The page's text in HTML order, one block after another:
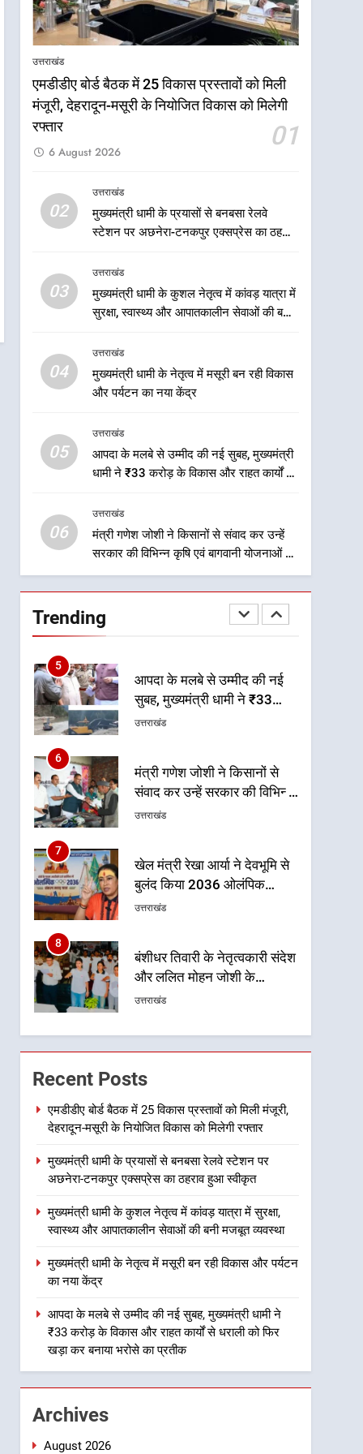
उत्तराखंड
एमडीडीए बोर्ड बैठक में 25 विकास प्रस्तावों को मिली
मंजूरी, देहरादून-मसूरी के नियोजित विकास को मिलेगी
रफ्तार
01
6 August 2026
02
उत्तराखंड
मुख्यमंत्री धामी के प्रयासों से बनबसा रेलवे
स्टेशन पर अछनेरा-टनकपुर एक्सप्रेस का ठहराव
03
उत्तराखंड
मुख्यमंत्री धामी के कुशल नेतृत्व में कांवड़ यात्रा में
सुरक्षा, स्वास्थ्य और आपातकालीन सेवाओं की बनी
04
उत्तराखंड
मुख्यमंत्री धामी के नेतृत्व में मसूरी बन रही विकास
और पर्यटन का नया केंद्र
05
उत्तराखंड
आपदा के मलबे से उम्मीद की नई सुबह, मुख्यमंत्री
धामी ने ₹33 करोड़ के विकास और राहत कार्यों से
06
उत्तराखंड
मंत्री गणेश जोशी ने किसानों से संवाद कर उन्हें
सरकार की विभिन्न कृषि एवं बागवानी योजनाओं का
Trending
भरोसे का प्रतीक
6
मंत्री गणेश जोशी ने किसानों से
अधिक से अधिक लाभ उठाने का
आह्वान किया
उत्तराखंड
7
खेल मंत्री रेखा आर्या ने देवभूमि से
8
बंशीधर तिवारी के नेतृत्वकारी संदेश
और ललित मोहन जोशी के
1
एमडीडीए बोर्ड बैठक में 25 विकास
मिलेगी रफ्तार
2
मुख्यमंत्री धामी के प्रयासों से
स्वीकृत
उत्तराखंड
आपातकालीन सेवाओं की बनी
मजबूत व्यवस्था
उत्तराखंड
4
मुख्यमंत्री धामी के नेतृत्व में मसूरी
बन रही विकास और पर्यटन का नया
5
आपदा के मलबे से उम्मीद की नई
सुबह, मुख्यमंत्री धामी ने ₹33
करोड़ के विकास और राहत कार्यों
उत्तराखंड
6
मंत्री गणेश जोशी ने किसानों से
संवाद कर उन्हें सरकार की विभिन्न
कृषि एवं बागवानी योजनाओं का
उत्तराखंड
7
खेल मंत्री रेखा आर्या ने देवभूमि से
बुलंद किया 2036 ओलंपिक
मेजबानी का संकल्प
उत्तराखंड
8
बंशीधर तिवारी के नेतृत्वकारी संदेश
और ललित मोहन जोशी के
सामाजिक अभियान से युवाओं ने
उत्तराखंड
1
एमडीडीए बोर्ड बैठक में 25 विकास
प्रस्तावों को मिली मंजूरी, देहरादून-
मसूरी के नियोजित विकास को
मिलेगी रफ्तार
2
बनबसा रेलवे स्टेशन पर अछनेरा-
टनकपुर एक्सप्रेस का ठहराव हुआ
स्वीकृत
उत्तराखंड
3
मुख्यमंत्री धामी के कुशल नेतृत्व में
कांवड़ यात्रा में सुरक्षा, स्वास्थ्य और
आपातकालीन सेवाओं की बनी
4
मुख्यमंत्री धामी के नेतृत्व में मसूरी
बन रही विकास और पर्यटन का नया
उत्तराखंड
Recent Posts
एमडीडीए बोर्ड बैठक में 25 विकास प्रस्तावों को मिली मंजूरी,
देहरादून-मसूरी के नियोजित विकास को मिलेगी रफ्तार
मुख्यमंत्री धामी के प्रयासों से बनबसा रेलवे स्टेशन पर
अछनेरा-टनकपुर एक्सप्रेस का ठहराव हुआ स्वीकृत
मुख्यमंत्री धामी के कुशल नेतृत्व में कांवड़ यात्रा में सुरक्षा,
स्वास्थ्य और आपातकालीन सेवाओं की बनी मजबूत व्यवस्था
मुख्यमंत्री धामी के नेतृत्व में मसूरी बन रही विकास और पर्यटन
का नया केंद्र
आपदा के मलबे से उम्मीद की नई सुबह, मुख्यमंत्री धामी ने
₹33 करोड़ के विकास और राहत कार्यों से धराली को फिर
खड़ा कर बनाया भरोसे का प्रतीक
Archives
August 2026